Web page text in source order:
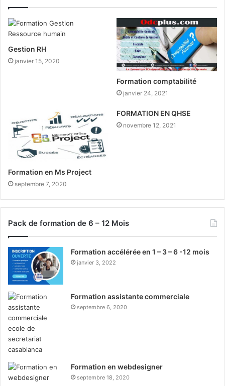
Gestion RH
janvier 15, 2020
Formation comptabilité
janvier 24, 2021
Formation en Ms Project
septembre 7, 2020
FORMATION EN QHSE
novembre 12, 2021
Pack de formation de 6 – 12 Mois
Formation accélérée en 1 – 3 – 6 -12 mois
janvier 3, 2022
Formation assistante commerciale
septembre 6, 2020
Formation en webdesigner
septembre 18, 2020